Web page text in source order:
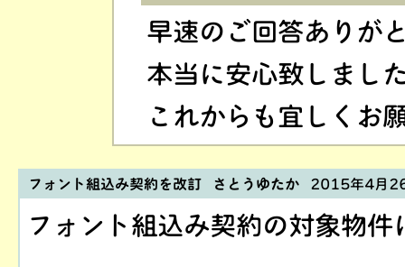
早速のご回答ありが
本当に安心致しまし
これからも宜しくお
フォント組込み契約を改訂 さとうゆたか 2015年4月
フォント組込み契約の対象物